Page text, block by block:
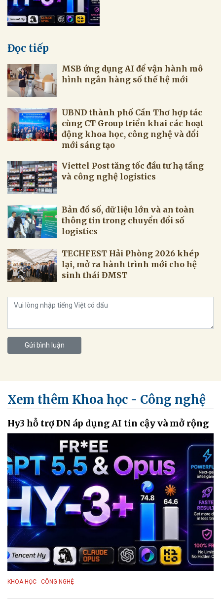
Đọc tiếp
MSB ứng dụng AI để vận hành mô
hình ngân hàng số thế hệ mới
UBND thành phố Cần Thơ hợp tác
cùng CT Group triển khai các hoạt
động khoa học, công nghệ và đổi
mới sáng tạo
Viettel Post tăng tốc đầu tư hạ tầng
và công nghệ logistics
Bản đồ số, dữ liệu lớn và an toàn
thông tin trong chuyển đổi số
logistics
TECHFEST Hải Phòng 2026 khép
lại, mở ra hành trình mới cho hệ
sinh thái ĐMST
Gửi bình luận
Xem thêm Khoa học - Công nghệ
Hy3 hỗ trợ DN áp dụng AI tin cậy và mở rộng
KHOA HỌC - CÔNG NGHỆ